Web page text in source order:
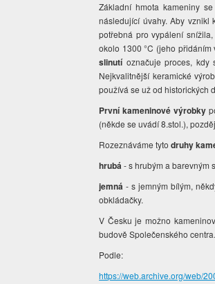
Základní hmota kameniny
následující úvahy. Aby vznikl
potřebná pro vypálení
okolo 1300 °C (jeho
slinutíoznačuje proces, kdy
Nejkvalitnější keramické
používá se už od historických
První kameninové výrobky
(někde se uvádí 8.stol.),
Rozeznáváme tytodruhy
hrubá- s hrubým a barevným
jemná - s jemným bílým,
obkládačky.
V Česku je možno
budově Společenského
Podle:
https://web.archive.org/web/